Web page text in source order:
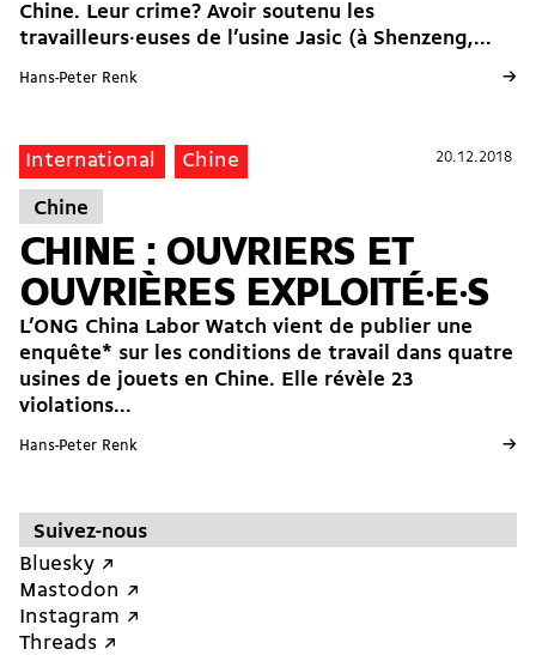
Chine. Leur crime? Avoir soutenu les
travailleurs·euses de l’usine Jasic (à Shenzeng,...
Hans-Peter Renk →
20.12.2018
International Chine 20.12.2018
Chine
CHINE : OUVRIERS ET
OUVRIÈRES EXPLOITÉ·E·S
L’ONG China Labor Watch vient de publier une
enquête* sur les conditions de travail dans quatre
usines de jouets en Chine. Elle révèle 23
violations...
Hans-Peter Renk →
Suivez-nous
Bluesky ↗︎
Mastodon ↗︎
Instagram ↗︎
Threads ↗︎